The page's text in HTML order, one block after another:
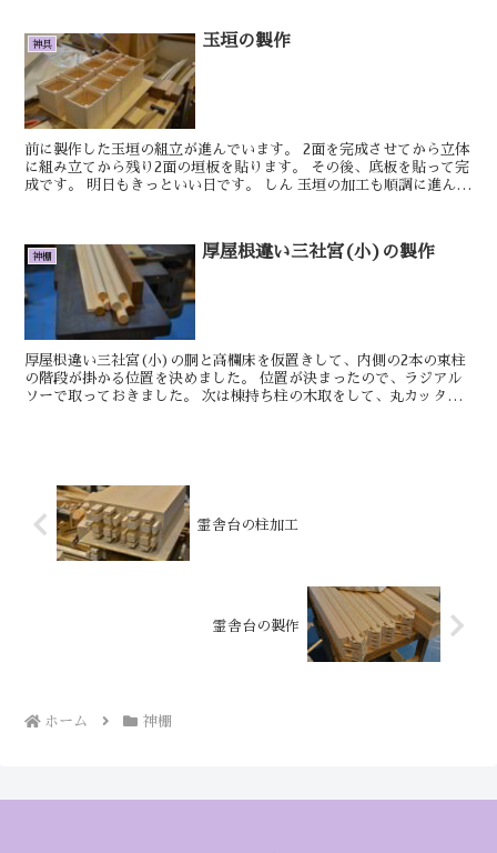
神具 玉垣の製作
前に製作した玉垣の組立が進んでいます。 2面を完成させてから立体
に組み立てから残り2面の垣板を貼ります。 その後、底板を貼って完
成です。 明日もきっといい日です。 しん 玉垣の加工も順調に進んで
神棚 厚屋根違い三社宮(小)の製作
厚屋根違い三社宮(小)の胴と高欄床を仮置きして、内側の2本の束柱
の階段が掛かる位置を決めました。 位置が決まったので、ラジアル
ソーで取っておきました。 次は棟持ち柱の木取をして、丸カッター
霊舎台の柱加工
霊舎台の製作
ホーム 神棚